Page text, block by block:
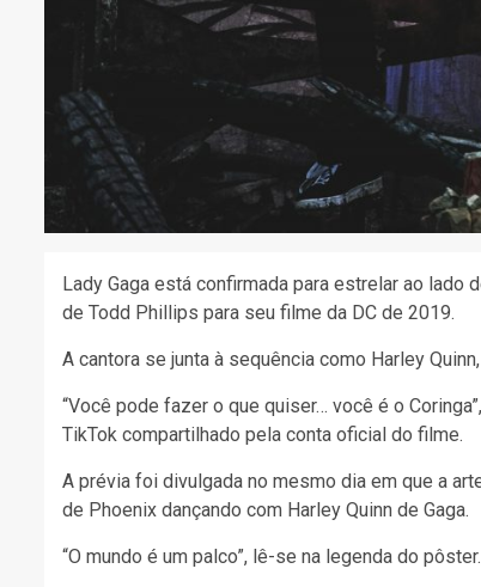
Lady Gaga está confirmada para estrelar ao lado
de Todd Phillips para seu filme da DC de 2019.
A cantora se junta à sequência como Harley
“Você pode fazer o que quiser… você é o
TikTok compartilhado pela conta oficial do filme.
A prévia foi divulgada no mesmo dia em que a
de Phoenix dançando com Harley Quinn de Gaga.
“O mundo é um palco”, lê-se na legenda do pôster.